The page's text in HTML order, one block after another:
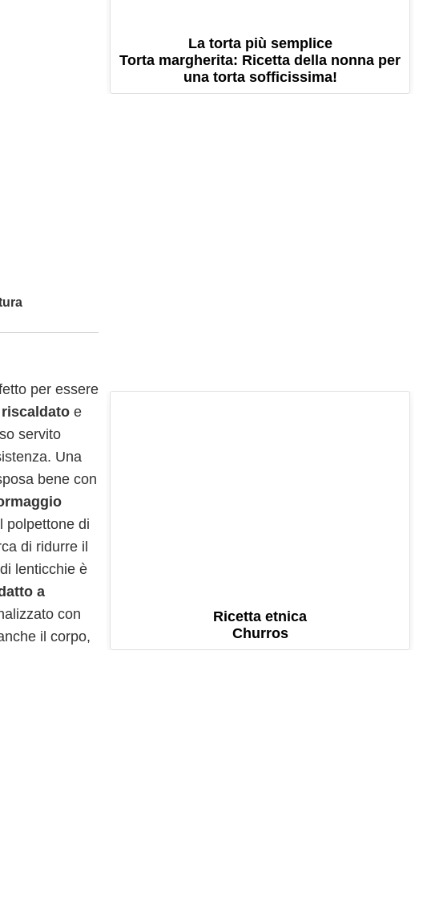
per essere
riscaldato e
servito
Una
bene con
polpettone di
di ridurre il
lenticchie è
a
con
il corpo,
La torta più semplice
Torta margherita: Ricetta della nonna per
una torta sofficissima!
Ricetta etnica
Churros